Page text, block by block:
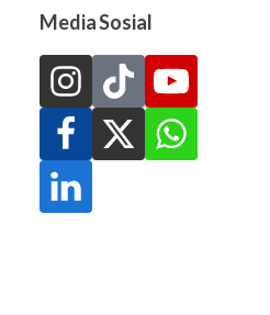
Media Sosial